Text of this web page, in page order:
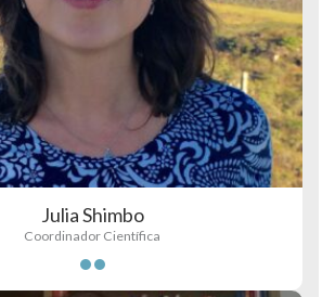
Julia Shimbo
Coordinador Científica